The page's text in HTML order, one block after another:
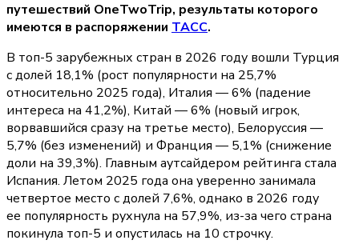
путешествий OneTwoTrip, результаты которого
имеются в распоряжении ТАСС.
В топ-5 зарубежных стран в 2026 году вошли Турция
с долей 18,1% (рост популярности на 25,7%
относительно 2025 года), Италия — 6% (падение
интереса на 41,2%), Китай — 6% (новый игрок,
ворвавшийся сразу на третье место), Белоруссия —
5,7% (без изменений) и Франция — 5,1% (снижение
доли на 39,3%). Главным аутсайдером рейтинга стала
Испания. Летом 2025 года она уверенно занимала
четвертое место с долей 7,6%, однако в 2026 году
ее популярность рухнула на 57,9%, из-за чего страна
покинула топ-5 и опустилась на 10 строчку.